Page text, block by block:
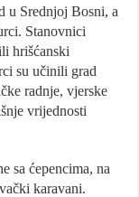
u Srednjoj Bosni, a
Stanovnici
hrišćanski
su učinili grad
radnje, vjerske
vrijednosti
sa ćepencima, na
karavani.